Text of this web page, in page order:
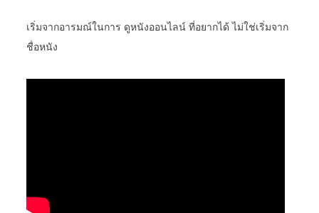
เริ่มจากอารมณ์ในการ ดูหนังออนไลน์ ที่อยากได้ ไม่ใช่เริ่มจาก
ชื่อหนัง